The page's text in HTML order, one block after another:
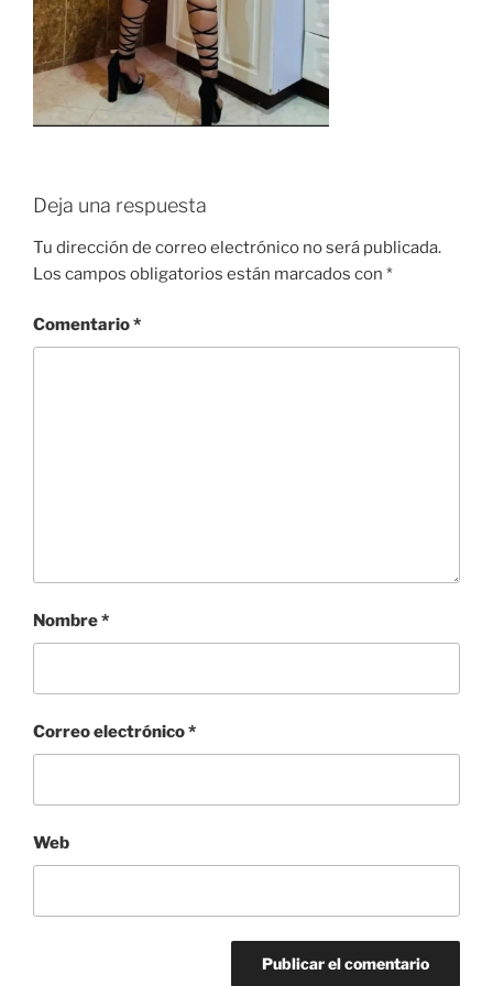
Deja una respuesta
Tu dirección de correo electrónico no será publicada.
Los campos obligatorios están marcados con *
Comentario*
Nombre*
Correo electrónico*
Web